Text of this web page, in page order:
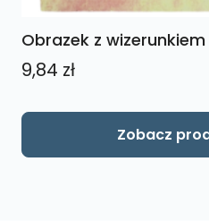
Obrazek z
9,84 zł
Zobacz